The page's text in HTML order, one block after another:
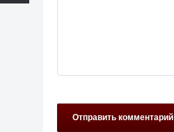
Отправить комментарий